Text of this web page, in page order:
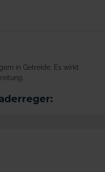
in Getreide. Es wirkt